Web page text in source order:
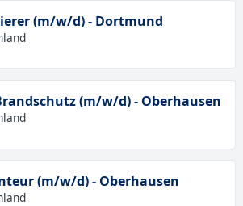
(m/w/d) - Dortmund
(m/w/d) - Oberhausen
(m/w/d) - Oberhausen